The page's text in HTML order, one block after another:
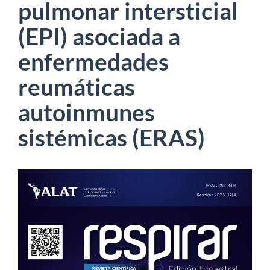
pulmonar intersticial
(EPI) asociada a
enfermedades
reumáticas
autoinmunes
sistémicas (ERAS)
Barra
lateral
del
artículo